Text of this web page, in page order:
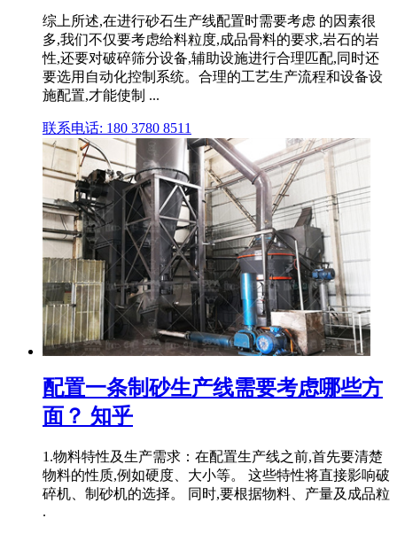
综上所述,在进行砂石生产线配置时需要考虑 的因素很
多,我们不仅要考虑给料粒度,成品骨料的要求,岩石的岩
性,还要对破碎筛分设备,辅助设施进行合理匹配,同时还
要选用自动化控制系统。合理的工艺生产流程和设备设
施配置,才能使制 ...
联系电话: 180 3780 8511
配置一条制砂生产线需要考虑哪些方
面？ 知乎
1.物料特性及生产需求：在配置生产线之前,首先要清楚
物料的性质,例如硬度、大小等。 这些特性将直接影响破
碎机、制砂机的选择。 同时,要根据物料、产量及成品粒
.